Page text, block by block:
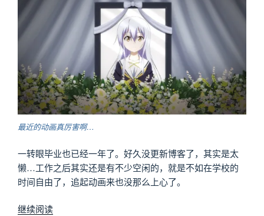
最近的动画真厉害啊…
一转眼毕业也已经一年了。好久没更新博客了，其实是太
懒…工作之后其实还是有不少空闲的，就是不如在学校的
时间自由了，追起动画来也没那么上心了。
继续阅读“不